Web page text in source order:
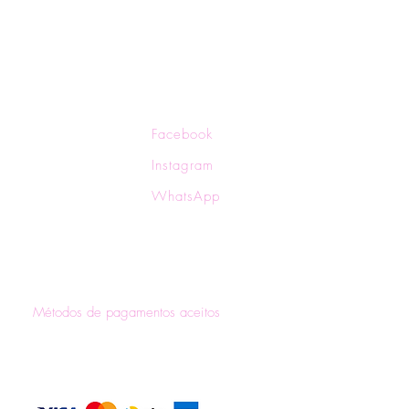
Facebook
Instagram
WhatsApp
Métodos de pagamentos aceitos